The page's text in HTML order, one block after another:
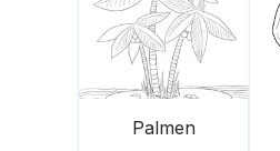
Palmen